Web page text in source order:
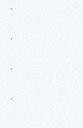
・
・
・
・